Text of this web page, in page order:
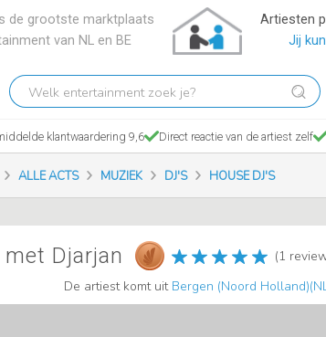
de grootste marktplaats
van NL en BE
Artiesten
Jij
Welk
entertainment
zoek
je?
klantwaardering 9,6 Direct reactie van de artiest zelf
ALLE ACTS MUZIEK DJ'S HOUSE DJ'S
Djarjan
(1
De artiest komt uit Bergen (Noord